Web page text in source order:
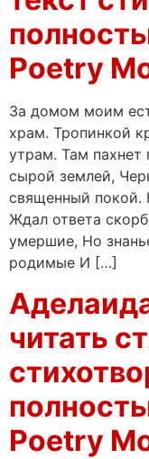
Poetry
За домом моим
храм. Тропинкой
утрам. Там
сырой землей,
священный покой.
Ждал ответа
умершие, Но
родимые И […]
читать
Poetry